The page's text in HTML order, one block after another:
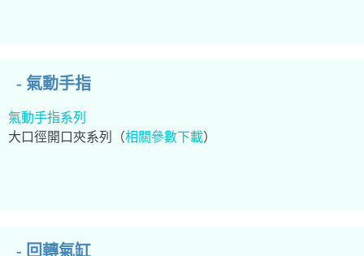
- 氣動手指
氣動手指系列
大口徑開口夾系列（相關參數下載）
- 回轉氣缸